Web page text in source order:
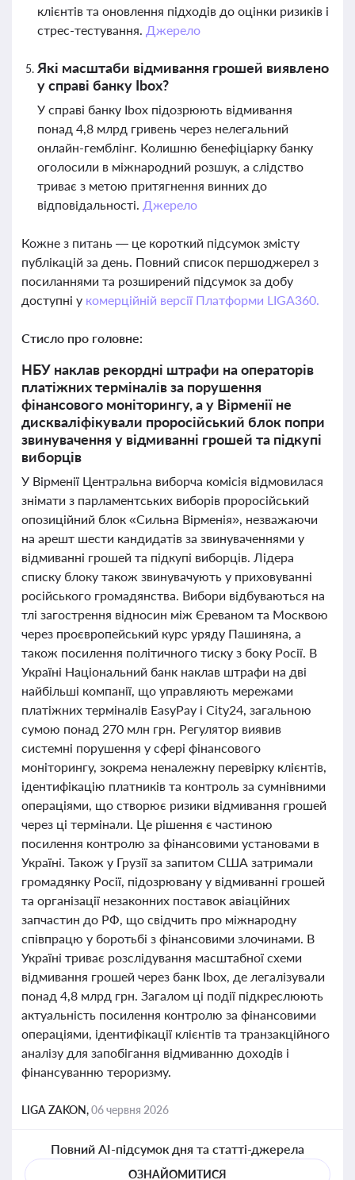
клієнтів та оновлення підходів до оцінки ризиків і
стрес-тестування. Джерело
Які масштаби відмивання грошей виявлено
у справі банку Ibox?
У справі банку Ibox підозрюють відмивання
понад 4,8 млрд гривень через нелегальний
онлайн-гемблінг. Колишню бенефіціарку банку
оголосили в міжнародний розшук, а слідство
триває з метою притягнення винних до
відповідальності. Джерело
Кожне з питань — це короткий підсумок змісту
публікацій за день. Повний список першоджерел з
посиланнями та розширений підсумок за добу
доступні у комерційній версії Платформи LIGA360.
Стисло про головне:
НБУ наклав рекордні штрафи на операторів
платіжних терміналів за порушення
фінансового моніторингу, а у Вірменії не
дискваліфікували проросійський блок попри
звинувачення у відмиванні грошей та підкупі
виборців
У Вірменії Центральна виборча комісія відмовилася
знімати з парламентських виборів проросійський
опозиційний блок «Сильна Вірменія», незважаючи
на арешт шести кандидатів за звинуваченнями у
відмиванні грошей та підкупі виборців. Лідера
списку блоку також звинувачують у приховуванні
російського громадянства. Вибори відбуваються на
тлі загострення відносин між Єреваном та Москвою
через проєвропейський курс уряду Пашиняна, а
також посилення політичного тиску з боку Росії. В
Україні Національний банк наклав штрафи на дві
найбільші компанії, що управляють мережами
платіжних терміналів EasyPay і City24, загальною
сумою понад 270 млн грн. Регулятор виявив
системні порушення у сфері фінансового
моніторингу, зокрема неналежну перевірку клієнтів,
ідентифікацію платників та контроль за сумнівними
операціями, що створює ризики відмивання грошей
через ці термінали. Це рішення є частиною
посилення контролю за фінансовими установами в
Україні. Також у Грузії за запитом США затримали
громадянку Росії, підозрювану у відмиванні грошей
та організації незаконних поставок авіаційних
запчастин до РФ, що свідчить про міжнародну
співпрацю у боротьбі з фінансовими злочинами. В
Україні триває розслідування масштабної схеми
відмивання грошей через банк Ibox, де легалізували
понад 4,8 млрд грн. Загалом ці події підкреслюють
актуальність посилення контролю за фінансовими
операціями, ідентифікації клієнтів та транзакційного
аналізу для запобігання відмиванню доходів і
фінансуванню тероризму.
LIGA ZAKON,06 червня 2026
Повний AI-підсумок дня та статті-джерела
ОЗНАЙОМИТИСЯ